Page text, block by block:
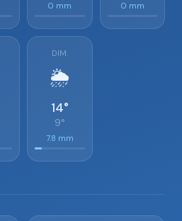
0 mm 0 mm
DIM.
🌦️
14°
9°
7.8 mm